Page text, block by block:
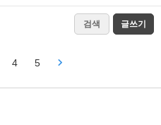
검색 글쓰기
4 5